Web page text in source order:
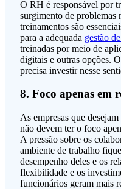
O RH é responsável por
surgimento de problemas
treinamentos são
para a adequada gestão
treinadas por meio de
digitais e outras opções.
precisa investir nesse
8. Foco apenas em
As empresas que
não devem ter o foco
A pressão sobre os
ambiente de trabalho
desempenho deles e os
flexibilidade e os
funcionários geram mais